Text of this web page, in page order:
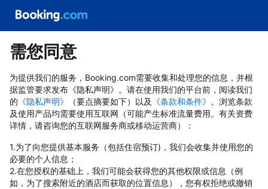
需您同意
为提供我们的服务，Booking.com需要收集和处理您的信息，并根
据监管要求发布《隐私声明》。请在使用我们的平台前，阅读我们
的 《隐私声明》 （要点摘要如下）以及 《条款和条件》 。浏览条款
及使用产品均需要使用互联网（可能产生标准流量费用。有关资费
详情，请咨询您的互联网服务商或移动运营商）：
1.为了向您提供基本服务（包括住宿预订)，我们会收集并使用您的
必要的个人信息；
2.在您授权的基础上，我们可能会获得您的其他权限或信息（例
如，为了搜索附近的酒店而获取的位置信息），您有权拒绝或撤销